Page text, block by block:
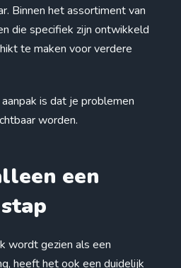
Binnen het assortiment van
die specifiek zijn ontwikkeld
te maken voor verdere
is dat je problemen
worden.
een
wordt gezien als een
heeft het ook een duidelijk